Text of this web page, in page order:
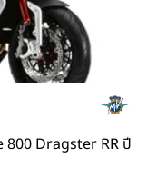
800 Dragster RR ปี